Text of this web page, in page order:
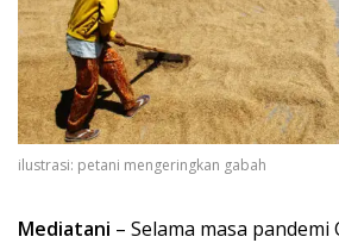
ilustrasi: petani mengeringkan gabah
Mediatani – Selama masa pandemi